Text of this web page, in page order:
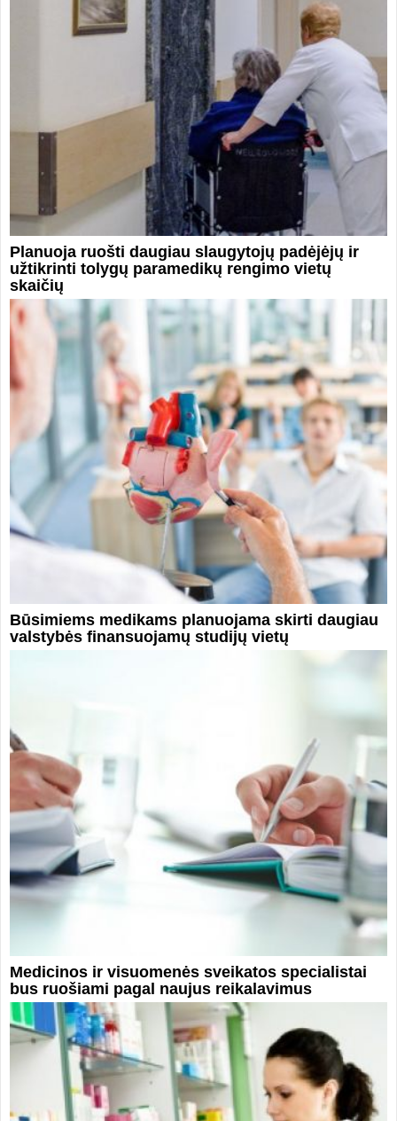
Planuoja ruošti daugiau slaugytojų padėjėjų ir
užtikrinti tolygų paramedikų rengimo vietų
skaičių
Būsimiems medikams planuojama skirti daugiau
valstybės finansuojamų studijų vietų
Medicinos ir visuomenės sveikatos specialistai
bus ruošiami pagal naujus reikalavimus